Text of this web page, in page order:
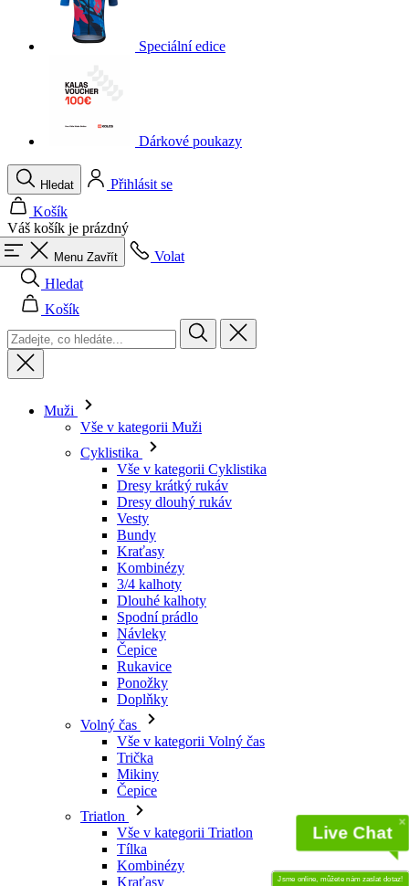
Speciální edice
Dárkové poukazy
Hledat
Přihlásit se
Košík
Váš košík je prázdný
Menu Zavřít
Volat
Hledat
Košík
Muži
Vše v kategorii Muži
Cyklistika
Vše v kategorii Cyklistika
Dresy krátký rukáv
Dresy dlouhý rukáv
Vesty
Bundy
Kraťasy
Kombinézy
3/4 kalhoty
Dlouhé kalhoty
Spodní prádlo
Návleky
Čepice
Rukavice
Ponožky
Doplňky
Volný čas
Vše v kategorii Volný čas
Trička
Mikiny
Čepice
Triatlon
Vše v kategorii Triatlon
Tílka
Kombinézy
Kraťasy
Live Chat
Jsme online, můžete nám zaslat dotaz!